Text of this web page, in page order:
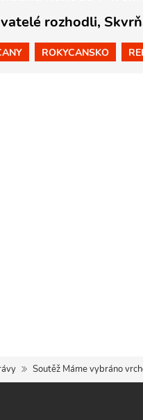
rozhodli,
ROKYCANSKO
Soutěž Máme vybráno